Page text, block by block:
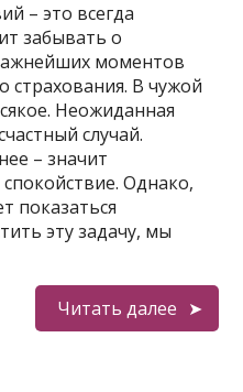
– это всегда
забывать о
моментов
страхования. В чужой
Неожиданная
случай.
– значит
Однако,
показаться
эту задачу, мы
Читать далее